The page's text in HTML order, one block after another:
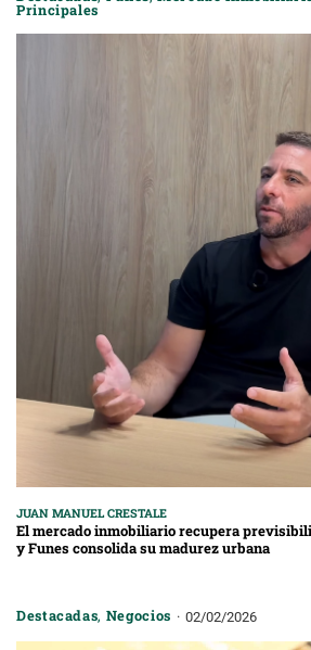
Principales
JUAN MANUEL CRESTALE
El mercado inmobiliario recupera
y Funes consolida su madurez urbana
Destacadas, Negocios 02/02/2026